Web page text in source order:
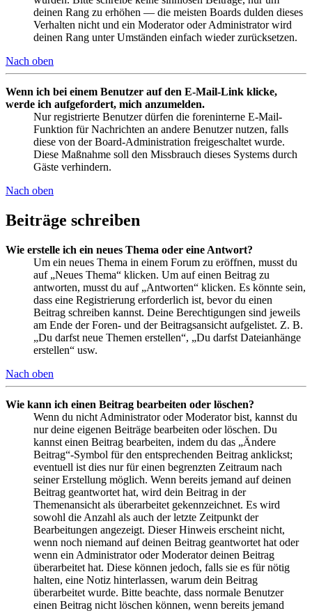
deinen Rang zu erhöhen — die meisten Boards dulden dieses
Verhalten nicht und ein Moderator oder Administrator wird
deinen Rang unter Umständen einfach wieder zurücksetzen.
Nach oben
Wenn ich bei einem Benutzer auf den E-Mail-Link klicke,
werde ich aufgefordert, mich anzumelden.
Nur registrierte Benutzer dürfen die foreninterne E-Mail-
Funktion für Nachrichten an andere Benutzer nutzen, falls
diese von der Board-Administration freigeschaltet wurde.
Diese Maßnahme soll den Missbrauch dieses Systems durch
Gäste verhindern.
Nach oben
Beiträge schreiben
Wie erstelle ich ein neues Thema oder eine Antwort?
Um ein neues Thema in einem Forum zu eröffnen, musst du
auf „Neues Thema“ klicken. Um auf einen Beitrag zu
antworten, musst du auf „Antworten“ klicken. Es könnte sein,
dass eine Registrierung erforderlich ist, bevor du einen
Beitrag schreiben kannst. Deine Berechtigungen sind jeweils
am Ende der Foren- und der Beitragsansicht aufgelistet. Z. B.
„Du darfst neue Themen erstellen“, „Du darfst Dateianhänge
erstellen“ usw.
Nach oben
Wie kann ich einen Beitrag bearbeiten oder löschen?
Wenn du nicht Administrator oder Moderator bist, kannst du
nur deine eigenen Beiträge bearbeiten oder löschen. Du
kannst einen Beitrag bearbeiten, indem du das „Ändere
Beitrag“-Symbol für den entsprechenden Beitrag anklickst;
eventuell ist dies nur für einen begrenzten Zeitraum nach
seiner Erstellung möglich. Wenn bereits jemand auf deinen
Beitrag geantwortet hat, wird dein Beitrag in der
Themenansicht als überarbeitet gekennzeichnet. Es wird
sowohl die Anzahl als auch der letzte Zeitpunkt der
Bearbeitungen angezeigt. Dieser Hinweis erscheint nicht,
wenn noch niemand auf deinen Beitrag geantwortet hat oder
wenn ein Administrator oder Moderator deinen Beitrag
überarbeitet hat. Diese können jedoch, falls sie es für nötig
halten, eine Notiz hinterlassen, warum dein Beitrag
überarbeitet wurde. Bitte beachte, dass normale Benutzer
einen Beitrag nicht löschen können, wenn bereits jemand